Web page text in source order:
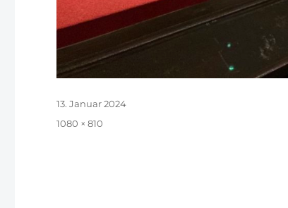
Veröffentlicht
13. Januar 2024
Originalgröße
1080 × 810